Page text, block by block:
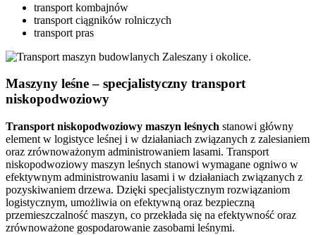
transport kombajnów
transport ciągników rolniczych
transport pras
Maszyny leśne – specjalistyczny transport
niskopodwoziowy
Transport niskopodwoziowy maszyn leśnych stanowi główny
element w logistyce leśnej i w działaniach związanych z zalesianiem
oraz zrównoważonym administrowaniem lasami. Transport
niskopodwoziowy maszyn leśnych stanowi wymagane ogniwo w
efektywnym administrowaniu lasami i w działaniach związanych z
pozyskiwaniem drzewa. Dzięki specjalistycznym rozwiązaniom
logistycznym, umożliwia on efektywną oraz bezpieczną
przemieszczalność maszyn, co przekłada się na efektywność oraz
zrównoważone gospodarowanie zasobami leśnymi.